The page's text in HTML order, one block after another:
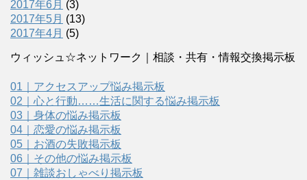
2017年6月 (3)
2017年5月 (13)
2017年4月 (5)
ウィッシュ☆ネットワーク｜相談・共有・情報交換掲示板
01｜アクセスアップ悩み掲示板
02｜心と行動……生活に関する悩み掲示板
03｜身体の悩み掲示板
04｜恋愛の悩み掲示板
05｜お酒の失敗掲示板
06｜その他の悩み掲示板
07｜雑談おしゃべり掲示板